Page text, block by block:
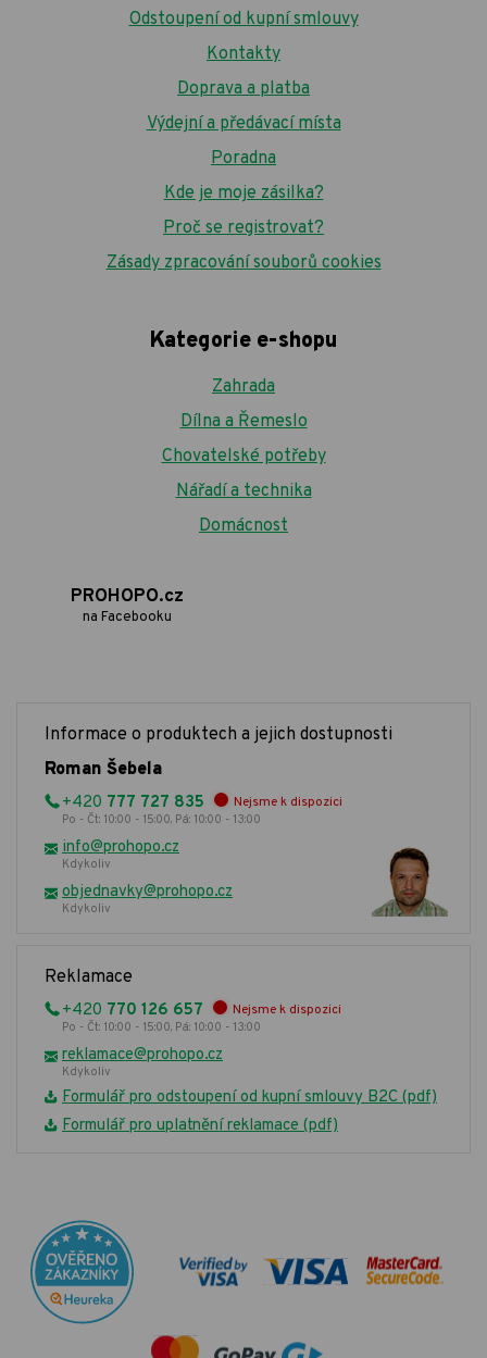
Odstoupení od kupní smlouvy
Kontakty
Doprava a platba
Výdejní a předávací místa
Poradna
Kde je moje zásilka?
Proč se registrovat?
Zásady zpracování souborů cookies
Kategorie e-shopu
Zahrada
Dílna a Řemeslo
Chovatelské potřeby
Nářadí a technika
Domácnost
PROHOPO.cz
na Facebooku
Informace o produktech a jejich dostupnosti
Roman Šebela
+420 777 727 835 Nejsme k dispozici
Po - Čt: 10:00 - 15:00, Pá: 10:00 - 13:00
info@prohopo.cz
Kdykoliv
objednavky@prohopo.cz
Kdykoliv
Reklamace
+420 770 126 657 Nejsme k dispozici
Po - Čt: 10:00 - 15:00, Pá: 10:00 - 13:00
reklamace@prohopo.cz
Kdykoliv
Formulář pro odstoupení od kupní smlouvy B2C (pdf)
Formulář pro uplatnění reklamace (pdf)